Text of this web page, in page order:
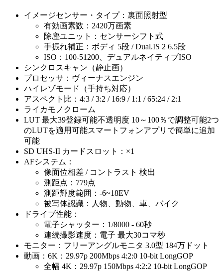
イメージセンサー・タイプ：裏面照射型
有効画素数：2420万画素
除塵ユニット：センサーシフト式
手振れ補正：ボディ 5段 / Dual.IS 2 6.5段
ISO：100-51200、デュアルネイティブISO
シンクロスキャン（静止画）
プロセッサ：ヴィーナスエンジン
ハイレゾモード（手持ち対応）
アスペクト比：4:3 / 3:2 / 16:9 / 1:1 / 65:24 / 2:1
ライカモノクローム
LUT 最大39登録可能不透明度 10～100％で調整可能2つ
のLUTを適用可能スマートフォンアプリで簡単に追加
可能
SD UHS-II カードスロット：×1
AFシステム：
像面位相差 / コントラスト 検出
測距点：779点
測距輝度範囲：-6~18EV
被写体認識：人物、動物、車、バイク
ドライブ性能：
電子シャッター：1/8000 - 60秒
連続撮影速度：電子 最大30コマ秒
モニター：フリーアングルモニタ 3.0型 184万ドット
動画：6K：29.97p 200Mbps 4:2:0 10-bit LongGOP
全幅 4K：29.97p 150Mbps 4:2:2 10-bit LongGOP